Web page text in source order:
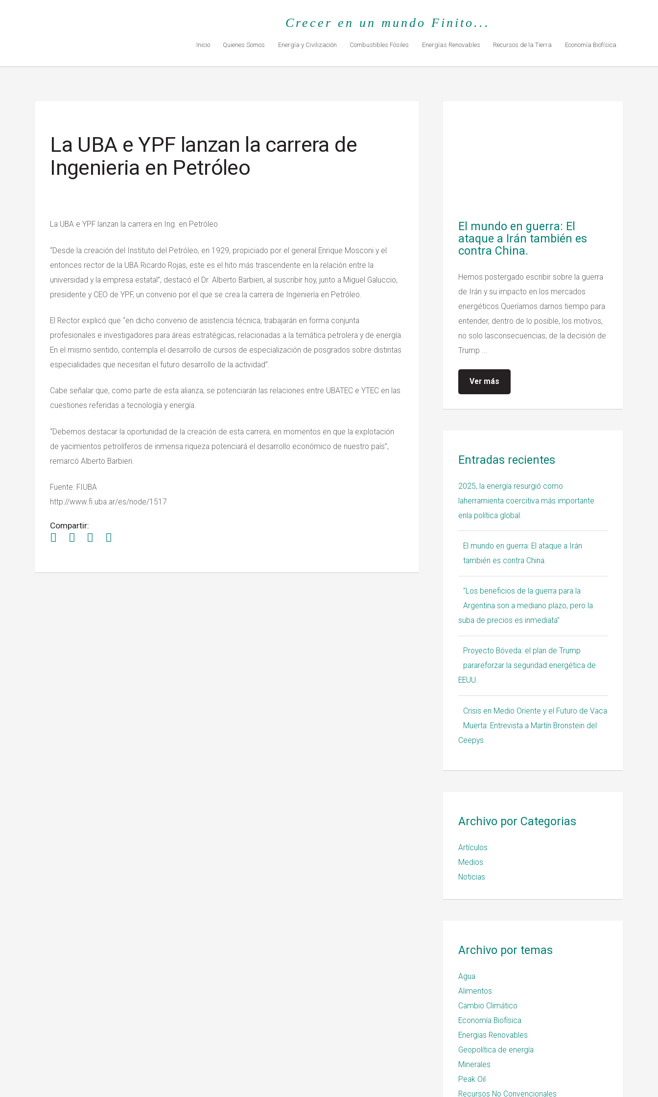
Crecer en un mundo Finito...
Inicio Quienes Somos Energía y Civilización Combustibles Fósiles Energías Renovables Recursos de la Tierra Economía Biofísica
La UBA e YPF lanzan la carrera de
Ingenieria en Petróleo
La UBA e YPF lanzan la carrera en Ing. en Petróleo
“Desde la creación del Instituto del Petróleo, en 1929, propiciado por el general Enrique Mosconi y el
entonces rector de la UBA Ricardo Rojas, este es el hito más trascendente en la relación entre la
universidad y la empresa estatal”, destacó el Dr. Alberto Barbieri, al suscribir hoy, junto a Miguel Galuccio,
presidente y CEO de YPF, un convenio por el que se crea la carrera de Ingeniería en Petróleo.
El Rector explicó que “en dicho convenio de asistencia técnica, trabajarán en forma conjunta
profesionales e investigadores para áreas estratégicas, relacionadas a la temática petrolera y de energía.
En el mismo sentido, contempla el desarrollo de cursos de especialización de posgrados sobre distintas
especialidades que necesitan el futuro desarrollo de la actividad”.
Cabe señalar que, como parte de esta alianza, se potenciarán las relaciones entre UBATEC e YTEC en las
cuestiones referidas a tecnología y energía.
“Debemos destacar la oportunidad de la creación de esta carrera, en momentos en que la explotación
de yacimientos petrolíferos de inmensa riqueza potenciará el desarrollo económico de nuestro país”,
remarcó Alberto Barbieri.
Fuente: FIUBA
http://www.fi.uba.ar/es/node/1517
Compartir:
El mundo en guerra: El
ataque a Irán también es
contra China.
Hemos postergado escribir sobre la guerra
de Irán y su impacto en los mercados
energéticos.Queríamos darnos tiempo para
entender, dentro de lo posible, los motivos,
no solo lasconsecuencias, de la decisión de
Trump ...
Ver más
Entradas recientes
2025, la energía resurgió como
laherramienta coercitiva más importante
enla política global.
El mundo en guerra: El ataque a Irán
también es contra China.
"Los beneficios de la guerra para la
Argentina son a mediano plazo, pero la
suba de precios es inmediata"
Proyecto Bóveda: el plan de Trump
parareforzar la seguridad energética de
EEUU.
Crisis en Medio Oriente y el Futuro de Vaca
Muerta: Entrevista a Martín Bronstein del
Ceepys
Archivo por Categorias
Artículos
Medios
Noticias
Archivo por temas
Agua
Alimentos
Cambio Climático
Economía Biofísica
Energias Renovables
Geopolítica de energía
Minerales
Peak Oil
Recursos No Convencionales